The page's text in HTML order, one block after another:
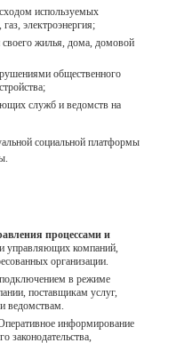
используемых
электроэнергия;
своего жилья, дома, домовой
общественного
служб и ведомств на
социальной платформы
процессами и
управляющих компаний,
организации.
в режиме
поставщикам услуг,
ведомствам.
Оперативное информирование
законодательства,